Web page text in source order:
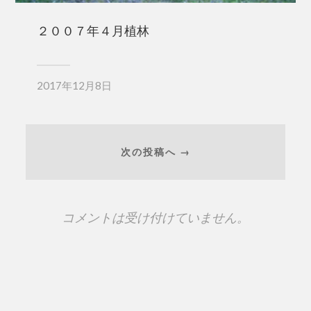
２００７年４月植林
2017年12月8日
次の投稿へ →
コメントは受け付けていません。